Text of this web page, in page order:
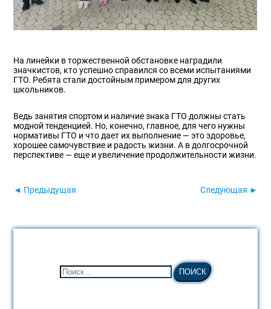
На линейки в торжественной обстановке наградили
значкистов, кто успешно справился со всеми испытаниями
ГТО. Ребята стали достойным примером для других
школьников.
Ведь занятия спортом и наличие знака ГТО должны стать
модной тенденцией. Но, конечно, главное, для чего нужны
нормативы ГТО и что дает их выполнение — это здоровье,
хорошее самочувствие и радость жизни. А в долгосрочной
перспективе — еще и увеличение продолжительности жизни.
◄ Предыдущая Следующая ►